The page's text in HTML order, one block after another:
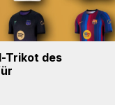
Trikot des